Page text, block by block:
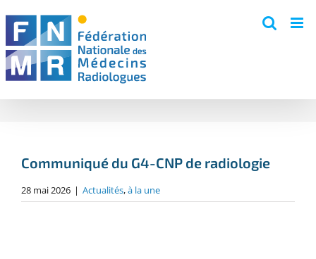
content
Communiqué du G4-CNP de radiologie
28 mai 2026 | Actualités,à la une